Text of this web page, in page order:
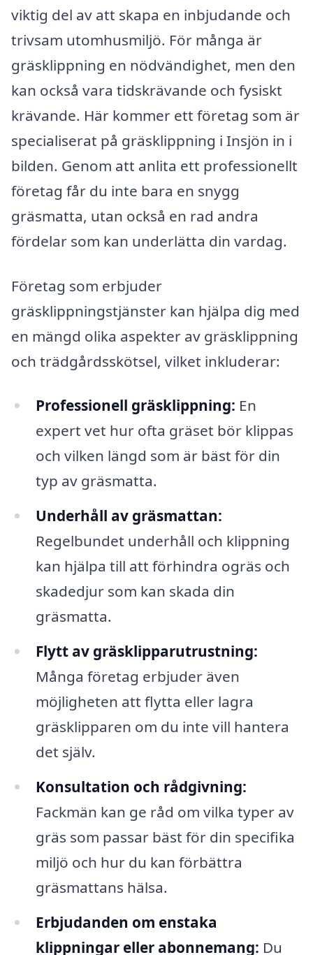
viktig del av att skapa en inbjudande och
trivsam utomhusmiljö. För många är
gräsklippning en nödvändighet, men den
kan också vara tidskrävande och fysiskt
krävande. Här kommer ett företag som är
specialiserat på gräsklippning i Insjön in i
bilden. Genom att anlita ett professionellt
företag får du inte bara en snygg
gräsmatta, utan också en rad andra
fördelar som kan underlätta din vardag.
Företag som erbjuder
gräsklippningstjänster kan hjälpa dig med
en mängd olika aspekter av gräsklippning
och trädgårdsskötsel, vilket inkluderar:
Professionell gräsklippning: En
expert vet hur ofta gräset bör klippas
och vilken längd som är bäst för din
typ av gräsmatta.
Underhåll av gräsmattan:
Regelbundet underhåll och klippning
kan hjälpa till att förhindra ogräs och
skadedjur som kan skada din
gräsmatta.
Flytt av gräsklipparutrustning:
Många företag erbjuder även
möjligheten att flytta eller lagra
gräsklipparen om du inte vill hantera
det själv.
Konsultation och rådgivning:
Fackmän kan ge råd om vilka typer av
gräs som passar bäst för din specifika
miljö och hur du kan förbättra
gräsmattans hälsa.
Erbjudanden om enstaka
klippningar eller abonnemang: Du